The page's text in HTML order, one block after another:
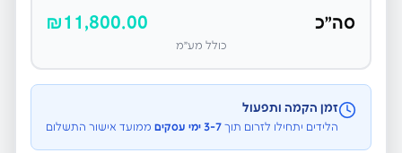
סה״כ ₪11,800.00
כולל מע״מ
זמן הקמה ותפעול
הלידים יתחילו לזרום תוך 3-7 ימי עסקים ממועד אישור התשלום